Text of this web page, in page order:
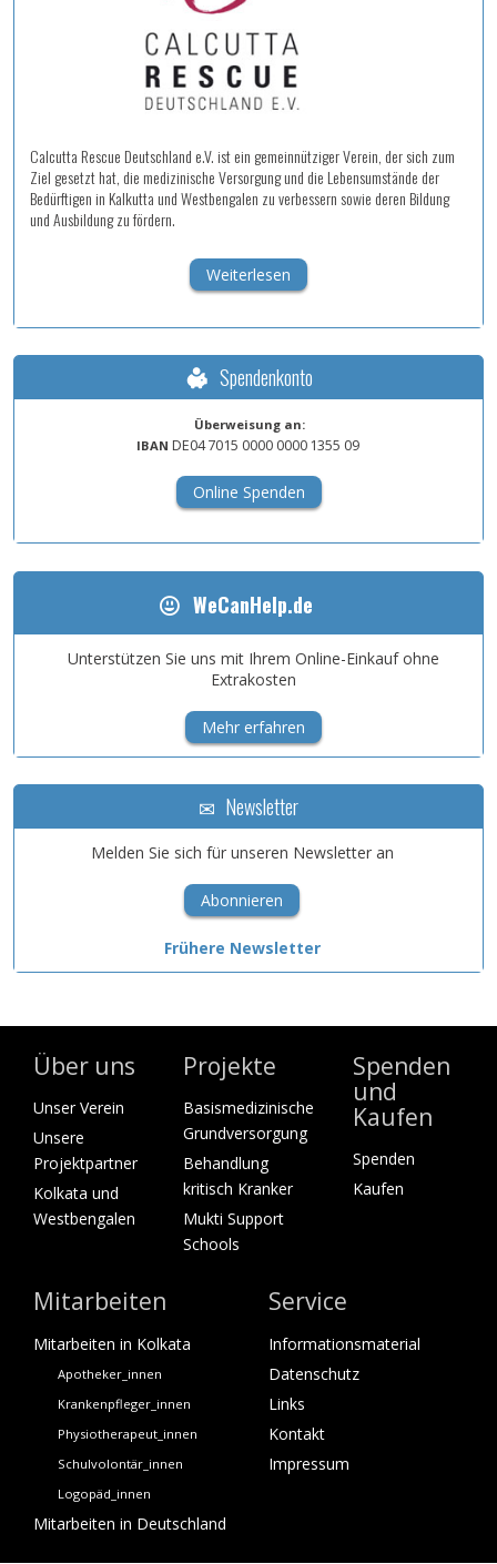
Calcutta Rescue Deutschland e.V. ist ein gemeinnütziger Verein, der sich zum
Ziel gesetzt hat, die medizinische Versorgung und die Lebensumstände der
Bedürftigen in Kalkutta und Westbengalen zu verbessern sowie deren Bildung
und Ausbildung zu fördern.
Weiterlesen
Spendenkonto
Überweisung an:
IBAN DE047015 0000 0000 1355 09
Online Spenden
WeCanHelp.de
Unterstützen Sie uns mit Ihrem Online-Einkauf ohne
Extrakosten
Mehr erfahren
Newsletter
Melden Sie sich für unseren Newsletter an
Abonnieren
Frühere Newsletter
Über uns
Unser Verein
Unsere
Projektpartner
Kolkata und
Westbengalen
Projekte
Basismedizinische
Grundversorgung
Behandlung
kritisch Kranker
Mukti Support
Schools
Spenden
und
Kaufen
Spenden
Kaufen
Mitarbeiten
Mitarbeiten in Kolkata
Apotheker_innen
Krankenpfleger_innen
Physiotherapeut_innen
Schulvolontär_innen
Logopäd_innen
Mitarbeiten in Deutschland
Service
Informationsmaterial
Datenschutz
Links
Kontakt
Impressum